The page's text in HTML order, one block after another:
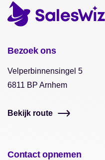
Bezoek ons
Velperbinnensingel 5
6811 BP Arnhem
Bekijk route
Contact opnemen